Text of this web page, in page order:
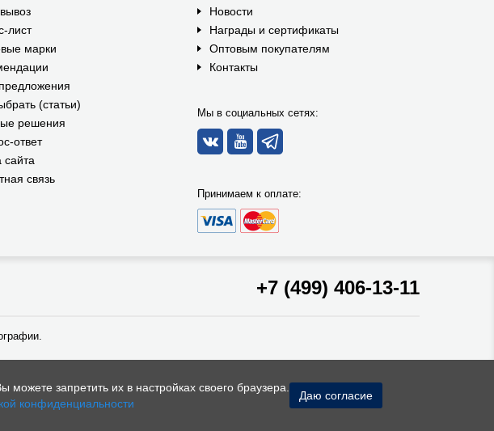
лист
марки
(статьи)
решения
ответ
сайта
связь
Новости
Награды и сертификаты
Оптовым покупателям
Контакты
Мы в социальных сетях:
Принимаем к оплате:
+7 (499) 406-13-11
запретить их в настройках своего браузера.
конфиденциальности
Даю согласие